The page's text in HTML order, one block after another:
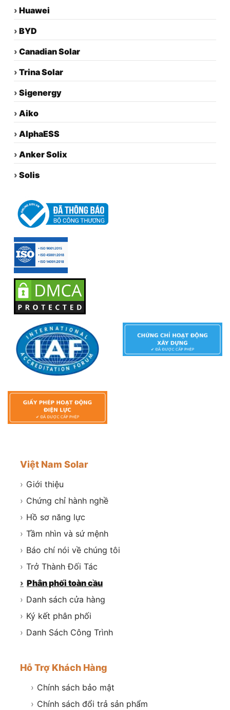
› Huawei
› BYD
› Canadian Solar
› Trina Solar
› Sigenergy
› Aiko
› AlphaESS
› Anker Solix
› Solis
Việt Nam Solar
› Giới thiệu
› Chứng chỉ hành nghề
› Hồ sơ năng lực
› Tầm nhìn và sứ mệnh
› Báo chí nói về chúng tôi
› Trở Thành Đối Tác
› Phân phối toàn cầu
› Danh sách cửa hàng
› Ký kết phân phối
› Danh Sách Công Trình
Hỗ Trợ Khách Hàng
› Chính sách bảo mật
› Chính sách đổi trả sản phẩm